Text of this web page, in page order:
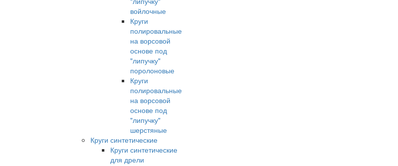
войлочные
Круги
полировальные
на ворсовой
основе под
"липучку"
поролоновые
Круги
полировальные
на ворсовой
основе под
"липучку"
шерстяные
Круги синтетические
Круги синтетические
для дрели